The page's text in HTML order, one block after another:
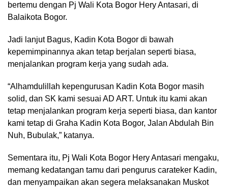
bertemu dengan Pj Wali Kota Bogor Hery Antasari, di
Balaikota Bogor.
Jadi lanjut Bagus, Kadin Kota Bogor di bawah
kepemimpinannya akan tetap berjalan seperti biasa,
menjalankan program kerja yang sudah ada.
“Alhamdulillah kepengurusan Kadin Kota Bogor masih
solid, dan SK kami sesuai AD ART. Untuk itu kami akan
tetap menjalankan program kerja seperti biasa, dan kantor
kami tetap di Graha Kadin Kota Bogor, Jalan Abdulah Bin
Nuh, Bubulak,” katanya.
Sementara itu, Pj Wali Kota Bogor Hery Antasari mengaku,
memang kedatangan tamu dari pengurus carateker Kadin,
dan menyampaikan akan segera melaksanakan Muskot